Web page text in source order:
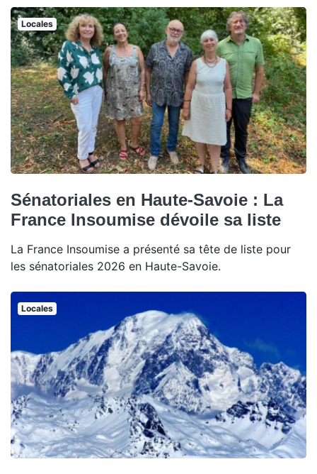
Locales
Sénatoriales en Haute-Savoie : La
France Insoumise dévoile sa liste
La France Insoumise a présenté sa tête de liste pour
les sénatoriales 2026 en Haute-Savoie.
Locales